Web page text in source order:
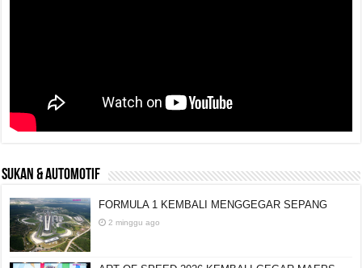
SUKAN & AUTOMOTIF
FORMULA 1 KEMBALI MENGGEGAR SEPANG
2 minggu ago